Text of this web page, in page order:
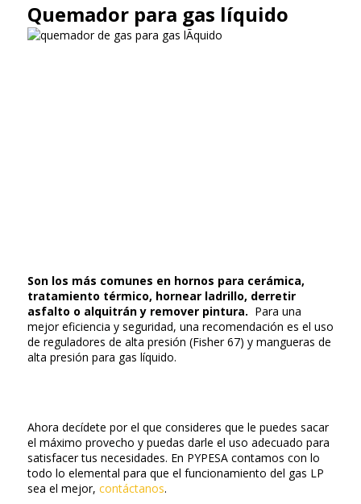
Quemador para gas líquido
Son los más comunes en hornos para cerámica,
tratamiento térmico, hornear ladrillo, derretir
asfalto o alquitrán y remover pintura. Para una
mejor eficiencia y seguridad, una recomendación es el uso
de reguladores de alta presión (Fisher 67) y mangueras de
alta presión para gas líquido.
Ahora decídete por el que consideres que le puedes sacar
el máximo provecho y puedas darle el uso adecuado para
satisfacer tus necesidades. En PYPESA contamos con lo
todo lo elemental para que el funcionamiento del gas LP
sea el mejor, contáctanos.